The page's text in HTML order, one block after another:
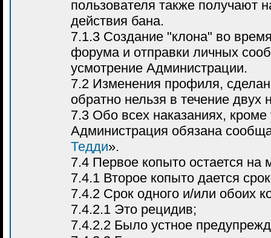
пользователя также получают
действия бана.
7.1.3 Создание "клона" во
форума и отправки личных
усмотрение Администрации.
7.2 Изменения профиля,
обратно нельзя в течение двух
7.3 Обо всех наказаниях,
Администрация обязана
Тедди».
7.4 Первое копыто остается на
7.4.1 Второе копыто дается
7.4.2 Срок одного и/или обоих
7.4.2.1 Это рецидив;
7.4.2.2 Было устное